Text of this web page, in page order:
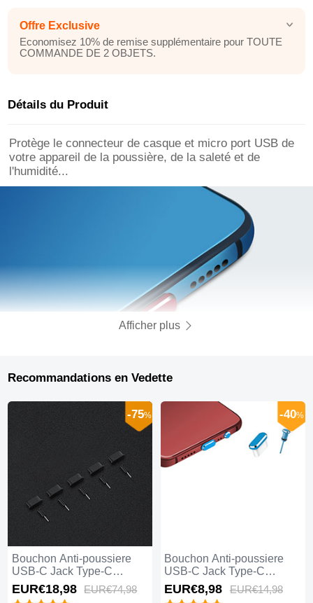
Offre Exclusive
Economisez 10% de remise supplémentaire pour TOUTE
COMMANDE DE 2 OBJETS.
Détails du Produit
Protège le connecteur de casque et micro port USB de
votre appareil de la poussière, de la saleté et de
l'humidité...
Afficher plus
Recommandations en Vedette
Bouchon Anti-poussiere
USB-C Jack Type-C
Universel 5PCS H02 pour
Apple iPhone 15 Pro Noir
-75%
EUR€18,98 EUR€74,98
Bouchon Anti-poussiere
USB-C Jack Type-C
Universel H17 pour Apple
iPhone 15 Pro Bleu
-40%
EUR€8,98 EUR€14,98